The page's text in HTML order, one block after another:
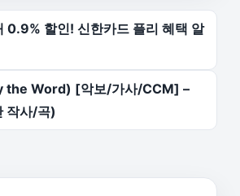
0.9% 할인! 신한카드 플리 혜택 알
the Word) [악보/가사/CCM] –
작사/곡)